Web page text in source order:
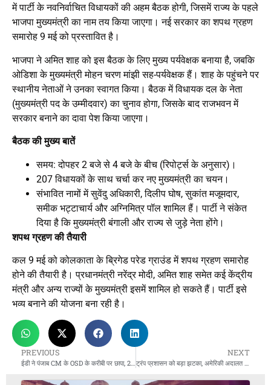
में पार्टी के नवनिर्वाचित विधायकों की अहम बैठक होगी, जिसमें राज्य के पहले
भाजपा मुख्यमंत्री का नाम तय किया जाएगा। नई सरकार का शपथ ग्रहण
समारोह 9 मई को प्रस्तावित है।
भाजपा ने अमित शाह को इस बैठक के लिए मुख्य पर्यवेक्षक बनाया है, जबकि
ओडिशा के मुख्यमंत्री मोहन चरण मांझी सह-पर्यवेक्षक हैं। शाह के पहुंचने पर
स्थानीय नेताओं ने उनका स्वागत किया। बैठक में विधायक दल के नेता
(मुख्यमंत्री पद के उम्मीदवार) का चुनाव होगा, जिसके बाद राजभवन में
सरकार बनाने का दावा पेश किया जाएगा।
बैठक की मुख्य बातें
समय: दोपहर 2 बजे से 4 बजे के बीच (रिपोर्ट्स के अनुसार)।
207 विधायकों के साथ चर्चा कर नए मुख्यमंत्री का चयन।
संभावित नामों में सुवेंदु अधिकारी, दिलीप घोष, सुकांत मजूमदार,
समीक भट्टाचार्य और अग्निमित्र पॉल शामिल हैं। पार्टी ने संकेत
दिया है कि मुख्यमंत्री बंगाली और राज्य से जुड़े नेता होंगे।
शपथ ग्रहण की तैयारी
कल 9 मई को कोलकाता के ब्रिगेड परेड ग्राउंड में शपथ ग्रहण समारोह
होने की तैयारी है। प्रधानमंत्री नरेंद्र मोदी, अमित शाह समेत कई केंद्रीय
मंत्री और अन्य राज्यों के मुख्यमंत्री इसमें शामिल हो सकते हैं। पार्टी इसे
भव्य बनाने की योजना बना रही है।
PREVIOUS
ईडी ने पंजाब CM के OSD के करीबी पर छापा, 20 लाख कैश बरामद
NEXT
ट्रंप प्रशासन को बड़ा झटका, अमेरिकी अदालत ने 10% वैश्विक आयात शुल्क रद्द किया